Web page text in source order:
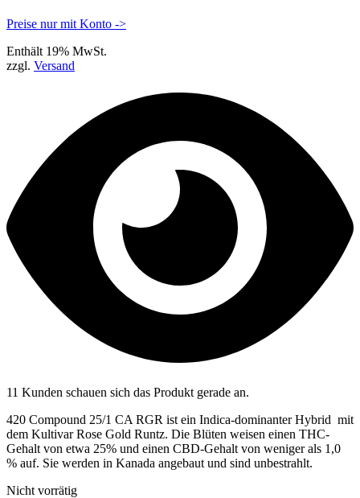
Preise nur mit Konto ->
Enthält 19% MwSt.
zzgl. Versand
11 Kunden schauen sich das Produkt gerade an.
420 Compound 25/1 CA RGR ist ein Indica-dominanter Hybrid mit
dem Kultivar Rose Gold Runtz. Die Blüten weisen einen THC-
Gehalt von etwa 25% und einen CBD-Gehalt von weniger als 1,0
% auf. Sie werden in Kanada angebaut und sind unbestrahlt.
Nicht vorrätig